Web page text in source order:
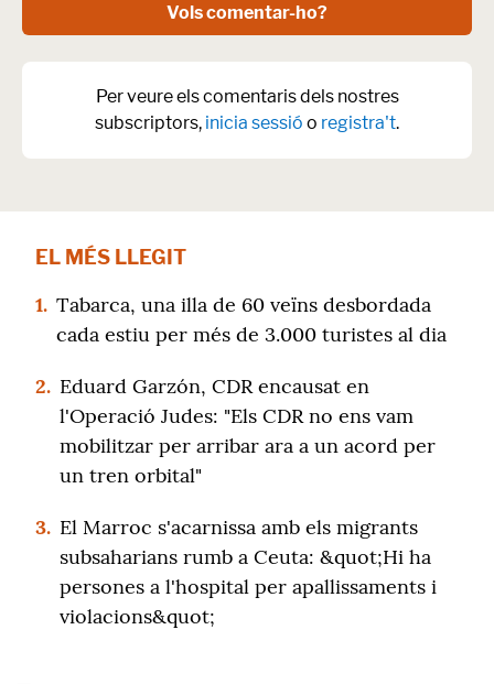
Vols comentar-ho?
Per veure els comentaris dels nostres
subscriptors, inicia sessió o registra't.
EL MÉS LLEGIT
1. Tabarca, una illa de 60 veïns desbordada
cada estiu per més de 3.000 turistes al dia
2. Eduard Garzón, CDR encausat en
l'Operació Judes: "Els CDR no ens vam
mobilitzar per arribar ara a un acord per
un tren orbital"
3. El Marroc s'acarnissa amb els migrants
subsaharians rumb a Ceuta: &quot;Hi ha
persones a l'hospital per apallissaments i
violacions&quot;